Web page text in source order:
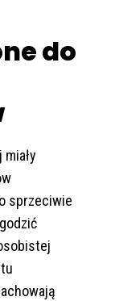
do
sprzeciwie